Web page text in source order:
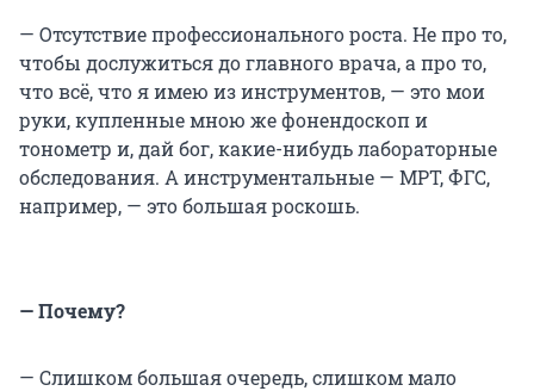
— Отсутствие профессионального роста. Не про то,
чтобы дослужиться до главного врача, а про то,
что всё, что я имею из инструментов, — это мои
руки, купленные мною же фонендоскоп и
тонометр и, дай бог, какие-нибудь лабораторные
обследования. А инструментальные — МРТ, ФГС,
например, — это большая роскошь.
— Почему?
— Слишком большая очередь, слишком мало